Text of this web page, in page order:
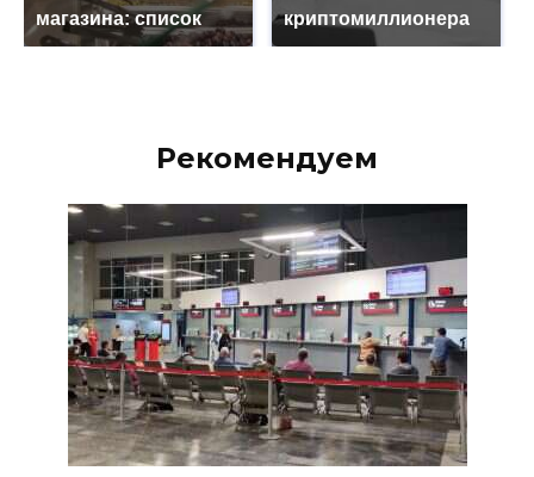
магазина: список
криптомиллионера
Рекомендуем